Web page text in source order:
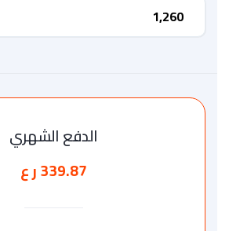
الدفع الشهري
339.87 ر ع